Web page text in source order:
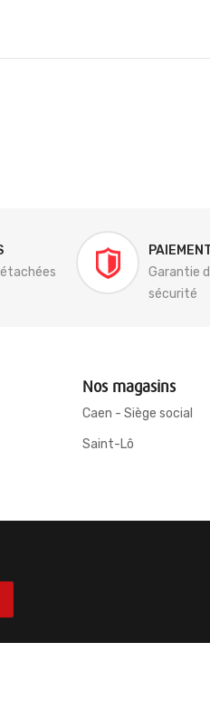
Garantie
sécurité
Nos magasins
Caen - Siège social
Saint-Lô